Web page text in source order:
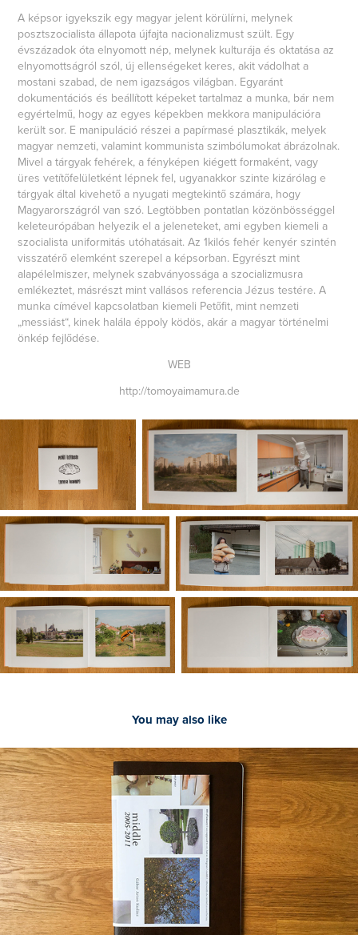
A képsor igyekszik egy magyar jelent körülírni, melynek
posztszocialista állapota újfajta nacionalizmust szült. Egy
évszázadok óta elnyomott nép, melynek kulturája és oktatása az
elnyomottságról szól, új ellenségeket keres, akit vádolhat a
mostani szabad, de nem igazságos világban. Egyaránt
dokumentációs és beállított képeket tartalmaz a munka, bár nem
egyértelmű, hogy az egyes képekben mekkora manipulációra
került sor. E manipuláció részei a papírmasé plasztikák, melyek
magyar nemzeti, valamint kommunista szimbólumokat ábrázolnak.
Mivel a tárgyak fehérek, a fényképen kiégett formaként, vagy
üres vetítőfelületként lépnek fel, ugyanakkor szinte kizárólag e
tárgyak által kivehető a nyugati megtekintő számára, hogy
Magyarországról van szó. Legtöbben pontatlan közönbösséggel
keleteurópában helyezik el a jeleneteket, ami egyben kiemeli a
szocialista uniformitás utóhatásait. Az 1kilós fehér kenyér szintén
visszatérő elemként szerepel a képsorban. Egyrészt mint
alapélelmiszer, melynek szabványossága a szocializmusra
emlékeztet, másrészt mint vallásos referencia Jézus testére. A
munka címével kapcsolatban kiemeli Petőfit, mint nemzeti
„messiást“, kinek halála éppoly ködös, akár a magyar történelmi
önkép fejlődése.
WEB
http://tomoyaimamura.de​​​​​​​
You may also like
2020
Gábor Arion KUDÁSZ, middle 2005-2011